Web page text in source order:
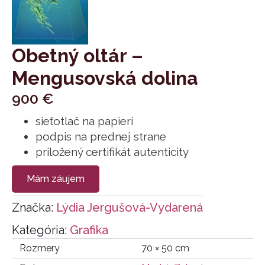
Obetný oltár –
Mengusovská dolina
900 €
sieťotlač na papieri
podpis na prednej strane
priložený certifikát autenticity
Mám záujem
Kategória: Grafika
Značka: Lýdia Jergušová-Vydarená
Rozmery
70 × 50 cm